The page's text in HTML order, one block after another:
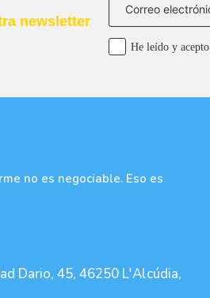
newsletter
He leído y
no es negociable. Eso es
Dario, 45, 46250 L'Alcúdia,